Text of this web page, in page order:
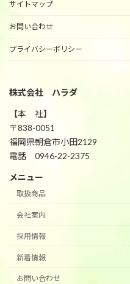
サイトマップ
お問い合わせ
プライバシーポリシー
株式会社 ハラダ
【本 社】
〒838-0051
福岡県朝倉市小田2129
電話 0946-22-2375
メニュー
取扱商品
会社案内
採用情報
新着情報
お問い合わせ